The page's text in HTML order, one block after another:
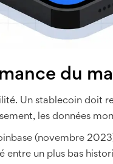
du
Un stablecoin doit
les données
(novembre
entre un plus bas